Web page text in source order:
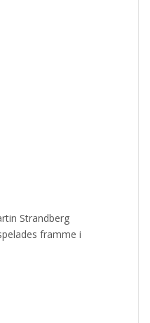
Strandberg
framme i